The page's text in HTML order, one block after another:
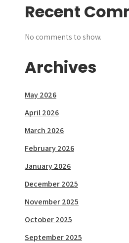
Recent
No comments to show.
Archives
May 2026
April 2026
March 2026
February 2026
January 2026
December 2025
November 2025
October 2025
September 2025